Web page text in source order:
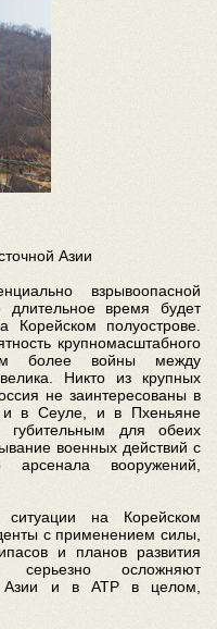
Азии
взрывоопасной
время будет
Корейском полуострове.
крупномасштабного
более войны между
Никто из крупных
не заинтересованы в
и в Сеуле, и в Пхеньяне
губительным для обеих
военных действий с
арсенала вооружений,
на Корейском
с применением силы,
и планов развития
серьезно осложняют
Азии и в АТР в целом,